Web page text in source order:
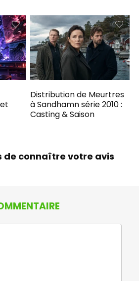
Distribution de Meurtres
à Sandhamn série 2010 :
Casting & Saison
de connaître votre avis